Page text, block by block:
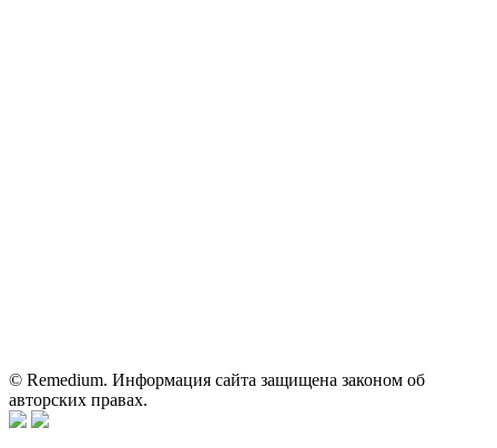
© Remedium. Информация сайта защищена законом об
авторских правах.